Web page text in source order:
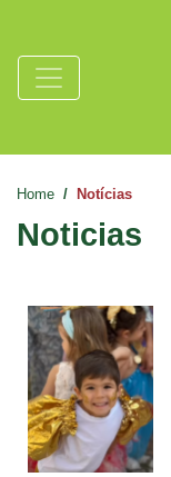
Home Notícias
Noticias